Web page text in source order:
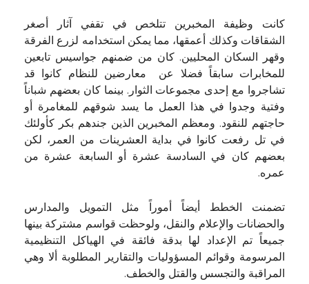
كانت وظيفة المخبرين تتلخص في تقفي آثار أصغر
الشقاقات وكذلك أعمقها، مما يمكن استخدامه لزرع الفرقة
وقهر السكان المحليين. كان من ضمنهم جواسيس تابعين
للمخابرات سابقاً فضلا عن معارضين للنظام كانوا قد
تشاجروا مع إحدى مجموعات الثوار. بينما كان بعضهم شباناً
وفتية وجدوا في هذا العمل ما يسد شوقهم للمغامرة أو
حاجتهم للنقود. ومعظم المخبرين الذين جندهم بكر كأولئك
في تل رفعت كانوا في بداية العشرينات من العمر، لكن
بعضهم كان في السادسة عشرة أو السابعة عشرة من
عمره.
تضمنت الخطط أيضاً أموراً مثل التمويل والمدارس
والحضانات والإعلام والنقل، ولوحظت قواسم مشتركة بينها
جميعاً تم الإعداد لها بدقة فائقة في الهياكل التنظيمية
المرسومة وقوائم المسؤوليات والتقارير المطلوبة ألا وهي
المراقبة والتجسس والقتل والخطف.